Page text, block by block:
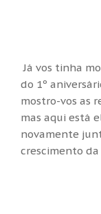
Já vos tinha
do 1º
mostro-vos as
mas aqui está
novamente
crescimento